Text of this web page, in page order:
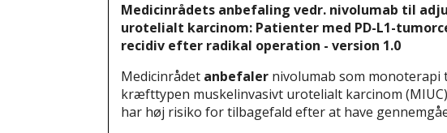
Medicinrådets anbefaling vedr. nivolumab til
urotelialt karcinom: Patienter med PD-L1-
recidiv efter radikal operation - version 1.0
Medicinrådet anbefalernivolumab som monoterapi
kræfttypen muskelinvasivt urotelialt karcinom
har høj risiko for tilbagefald efter at have